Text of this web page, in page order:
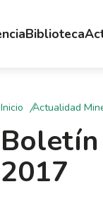
Biblioteca
Inicio Actualidad
Boletín
2017